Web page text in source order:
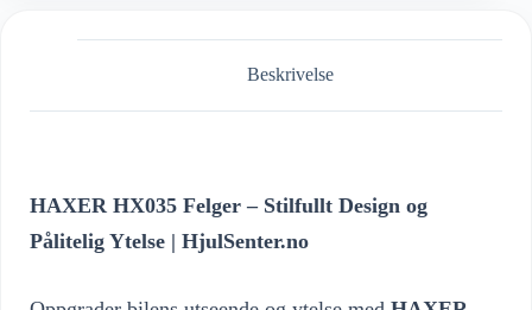
Beskrivelse
HAXER HX035 Felger – Stilfullt Design og
Pålitelig Ytelse | HjulSenter.no